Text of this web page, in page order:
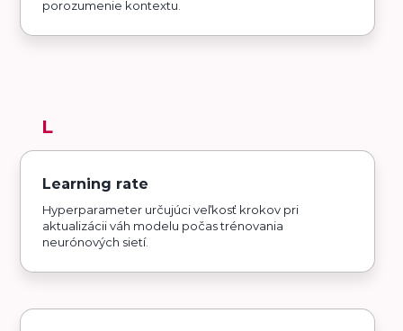
porozumenie kontextu.
L
Learning rate
Hyperparameter určujúci veľkosť krokov pri
aktualizácii váh modelu počas trénovania
neurónových sietí.